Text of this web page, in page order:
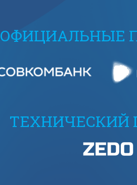
ОФИЦИАЛЬНЫЕ
ТЕХНИЧЕСКИЙ